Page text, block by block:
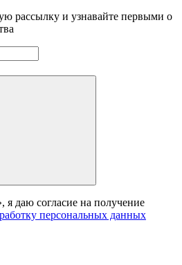
рассылку и узнавайте первыми о
я даю согласие на получение
персональных данных